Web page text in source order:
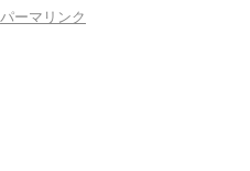
パーマリンク